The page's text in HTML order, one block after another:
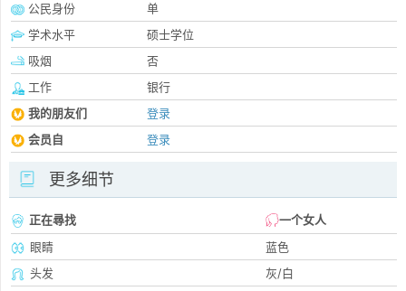
公民身份
单
学术水平
硕士学位
吸烟
否
工作
银行
我的朋友们
登录
会员自
登录
更多细节
正在尋找
一个女人
眼睛
蓝色
头发
灰/白